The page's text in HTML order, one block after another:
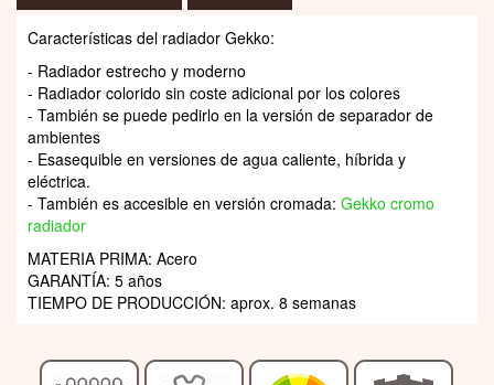
Características del radiador Gekko:
- Radiador estrecho y moderno
- Radiador colorido sin coste adicional por los colores
- También se puede pedirlo en la versión de separador de
ambientes
- Esasequible en versiones de agua caliente, híbrida y
eléctrica.
- También es accesible en versión cromada: Gekko cromo
radiador
MATERIA PRIMA: Acero
GARANTÍA: 5 años
TIEMPO DE PRODUCCIÓN: aprox. 8 semanas